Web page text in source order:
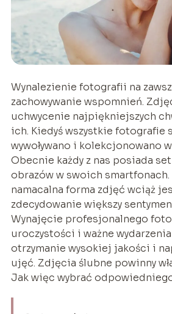
Wynalezienie fotografii na
zachowywanie wspomnień.
uchwycenie najpiękniejszych
ich. Kiedyś wszystkie fotografie
wywoływano i kolekcjonowano
Obecnie każdy z nas posiada
obrazów w swoich
namacalna forma zdjęć wciąż
zdecydowanie większy
Wynajęcie profesjonalnego
uroczystości i ważne
otrzymanie wysokiej jakości i
ujęć. Zdjęcia ślubne powinny
Jak więc wybrać